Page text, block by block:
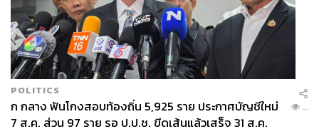
POLITICS
ก กลาง ฟันโกงสอบท้องถิ่น 5,925 ราย ประกาศบัญชีใหม่
7 ส.ค. ส่วน 97 ราย รอ ป.ป.ช. ขีดเส้นแล้วเสร็จ 31 ส.ค.
...